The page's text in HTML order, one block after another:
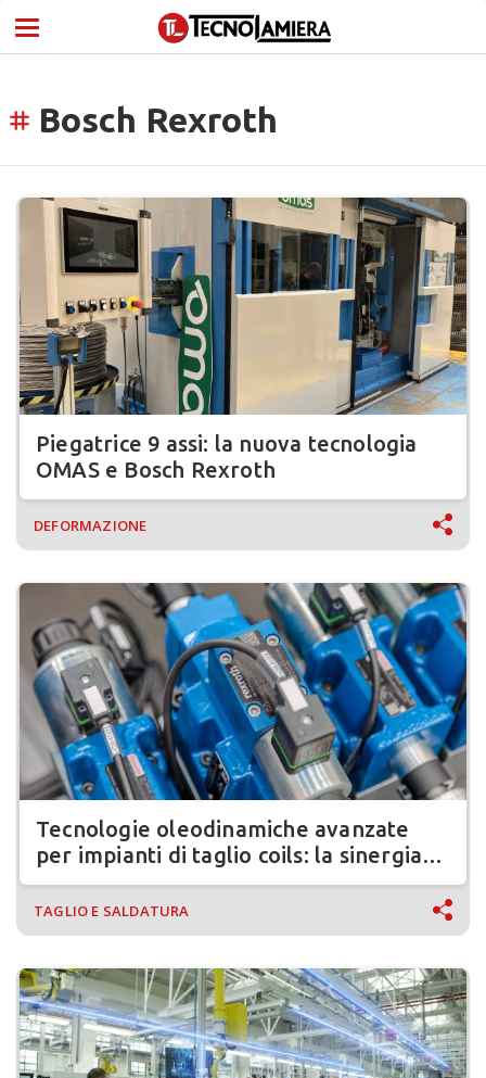
tag Bosch Rexroth
Piegatrice 9 assi: la nuova tecnologia
OMAS e Bosch Rexroth
DEFORMAZIONE
Tecnologie oleodinamiche avanzate
per impianti di taglio coils: la sinergia
tra FIMIGroup, Bosch Rexroth e
Fluidodinamica
TAGLIO E SALDATURA